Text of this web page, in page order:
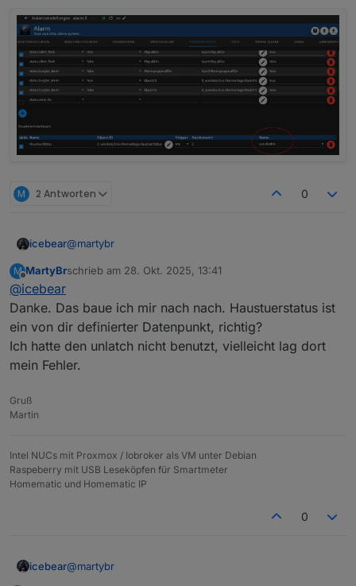
M 2 Antworten 0
icebear@martybr
Also ich mach das bei mir über ein Blockly und dem
Eingesetzt ist hierbei ein Nuki und ein Door-Sensor
von Homematic IP. Die States für das Nuki kommen
vom nuki-extended-Adapter und vom hm-rpc Adapter.
Erstmal das Blockly für den Haustür-Status:
M
Offline
MartyBrschrieb am 28. Okt. 2025, 13:41
zuletzt editiert von
@icebear
Danke. Das baue ich mir nach nach. Haustuerstatus ist
ein von dir definierter Datenpunkt, richtig?
Ich hatte den unlatch nicht benutzt, vielleicht lag dort
mein Fehler.
Gruß
Martin
Intel NUCs mit Proxmox / Iobroker als VM unter Debian
Raspeberry mit USB Leseköpfen für Smartmeter
Homematic und Homematic IP
0
icebear@martybr